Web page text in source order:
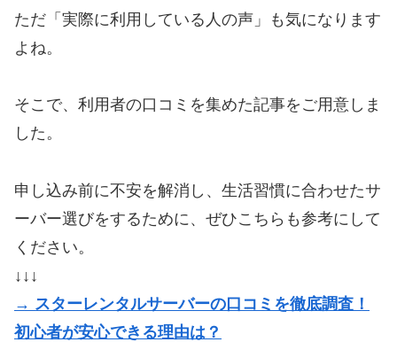
ただ「実際に利用している人の声」も気になります
よね。
そこで、利用者の口コミを集めた記事をご用意しま
した。
申し込み前に不安を解消し、生活習慣に合わせたサ
ーバー選びをするために、ぜひこちらも参考にして
ください。
↓↓↓
→ スターレンタルサーバーの口コミを徹底調査！
初心者が安心できる理由は？